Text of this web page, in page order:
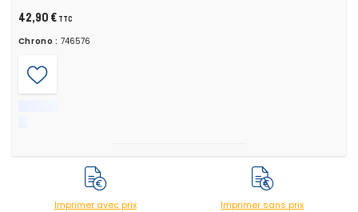
42,90 € TTC
Chrono : 746576
Imprimer avec prix Imprimer sans prix